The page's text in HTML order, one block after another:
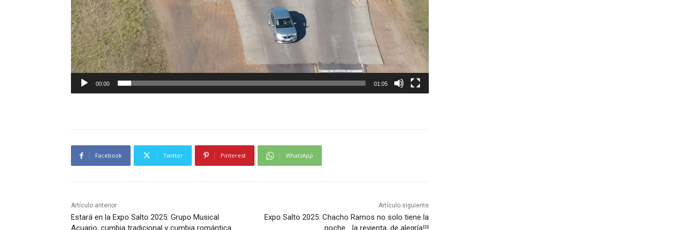
e
l
00:00 01:05
Facebook Twitter Pinterest WhatsApp
Artículo anterior
Estará en la Expo Salto 2025: Grupo Musical
Acuario, cumbia tradicional y cumbia romántica
Artículo siguiente
Expo Salto 2025: Chacho Ramos no solo tiene la
noche… la revienta, de alegría!!!